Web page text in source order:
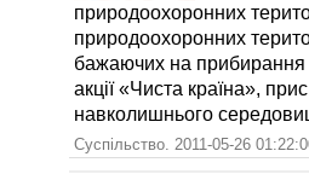
природоохоронних
природоохоронних
бажаючих на прибирання
акції «Чиста країна»,
навколишнього
Суспільство. 2011-05-26